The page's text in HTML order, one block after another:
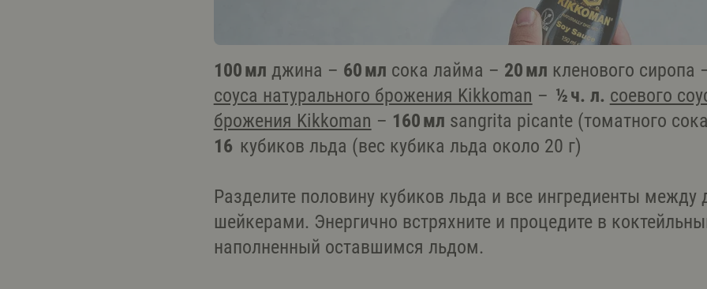
100 мл джина – 60 мл сока лайма – 20 мл кленового сиропа
соуса натурального брожения Kikkoman – ½ ч. л. соевого
брожения Kikkoman – 160 мл sangrita picante (томатного
16 кубиков льда (вес кубика льда около 20 г)
Разделите половину кубиков льда и все ингредиенты между
шейкерами. Энергично встряхните и процедите в
наполненный оставшимся льдом.